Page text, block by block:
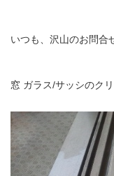
いつも、沢山のお問合
窓 ガラス/サッシのク